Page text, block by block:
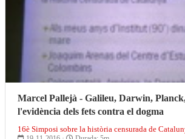
Marcel Pallejà - Galileu, Darwin,
l'evidència dels fets contra el dogma
16è Simposi sobre la història censurada de